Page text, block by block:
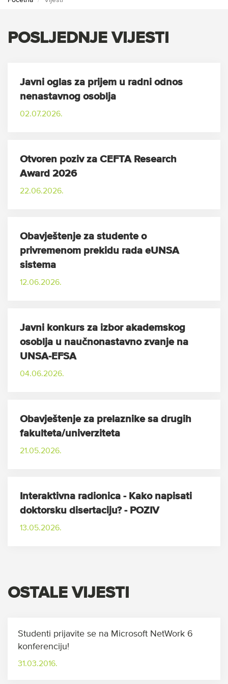
POSLJEDNJE VIJESTI
Javni oglas za prijem u radni odnos
nenastavnog osoblja
02.07.2026.
Otvoren poziv za CEFTA Research
Award 2026
22.06.2026.
Obavještenje za studente o
privremenom prekidu rada eUNSA
sistema
12.06.2026.
Javni konkurs za izbor akademskog
osoblja u naučnonastavno zvanje na
UNSA-EFSA
04.06.2026.
Obavještenje za prelaznike sa drugih
fakulteta/univerziteta
21.05.2026.
Interaktivna radionica - Kako napisati
doktorsku disertaciju? - POZIV
13.05.2026.
OSTALE VIJESTI
Studenti prijavite se na Microsoft NetWork 6
konferenciju!
31.03.2016.